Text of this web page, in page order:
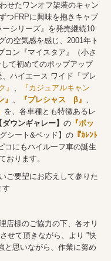
せたワンオフ架装のキャン
つFRPに興味を抱きキャブ
シリーズ』を発売継続10
の空気感を感じ、2001年ト
コン『マイスタア』（小さ
て初めてのポップアップ
、ハイエース ワイド『プレ
』 、
『カジュアルキャン
』 、 『プレシャス β』 、
を、各車種とも特徴あるレ
ダウンギャレー】 の 『ポッ
シート&ベッド】の『ｶﾚﾝﾄ
コにもハイルーフ車の誕生
おります。
ご要望にお応えして参りた
す
店様のご協力の下、各オリ
せて頂きながら、より ”快
と思いながら、作業に努め